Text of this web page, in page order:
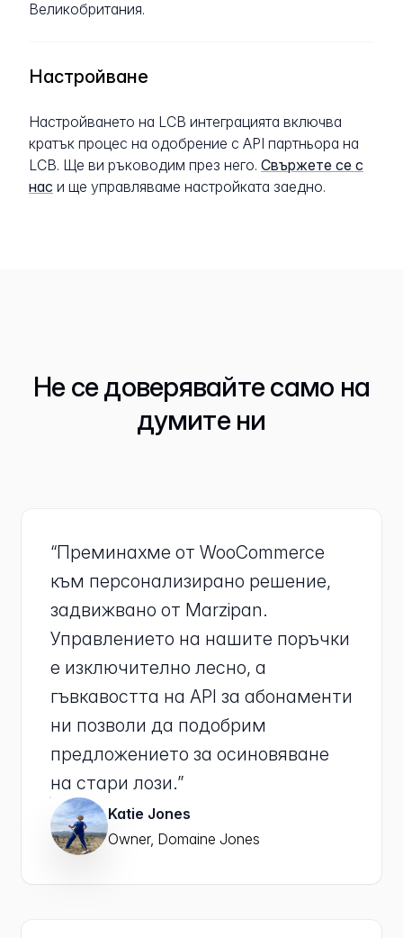
Великобритания.
Настройване
Настройването на LCB интеграцията включва
кратък процес на одобрение с API партньора на
LCB. Ще ви ръководим през него. Свържете се с
нас и ще управляваме настройката заедно.
Не се доверявайте само на
думите ни
“Преминахме от WooCommerce
към персонализирано решение,
задвижвано от Marzipan.
Управлението на нашите поръчки
е изключително лесно, а
гъвкавостта на API за абонаменти
ни позволи да подобрим
предложението за осиновяване
на стари лози.”
Katie Jones
Owner, Domaine Jones